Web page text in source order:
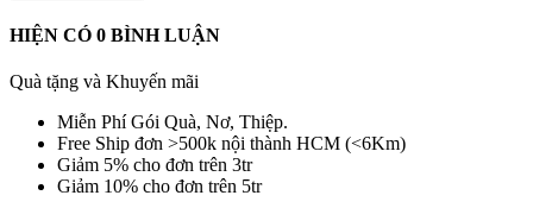
HIỆN CÓ 0 BÌNH LUẬN
Quà tặng và Khuyến mãi
Miễn Phí Gói Quà, Nơ, Thiệp.
Free Ship đơn >500k nội thành HCM (<6Km)
Giảm 5% cho đơn trên 3tr
Giảm 10% cho đơn trên 5tr